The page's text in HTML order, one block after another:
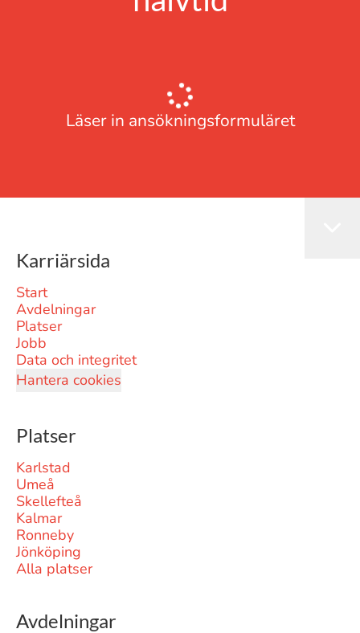
Läser in ansökningsformuläret
Karriärsida
Start
Avdelningar
Platser
Jobb
Data och integritet
Hantera cookies
Platser
Karlstad
Umeå
Skellefteå
Kalmar
Ronneby
Jönköping
Alla platser
Avdelningar